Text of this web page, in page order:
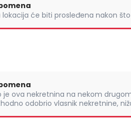
lokacija će biti prosleđena nakon
je ova nekretnina na nekom
odobrio vlasnik nekretnine,